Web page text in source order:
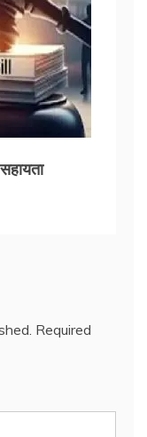
Required